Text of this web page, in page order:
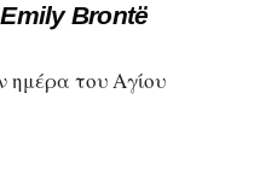
Brontë